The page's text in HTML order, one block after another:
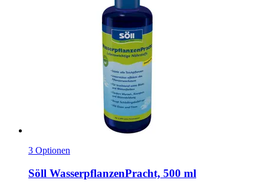
3 Optionen
Söll WasserpflanzenPracht, 500 ml